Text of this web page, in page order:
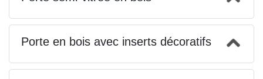
Porte en bois avec inserts décoratifs